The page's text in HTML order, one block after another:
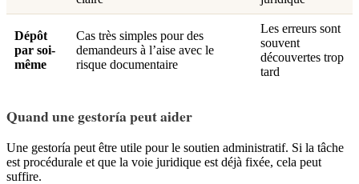
Dépôt
par soi-
même
Cas très simples pour des
demandeurs à l’aise avec le
risque documentaire
Les erreurs sont
souvent
découvertes trop
tard
Quand une gestoría peut aider
Une gestoría peut être utile pour le soutien administratif. Si la tâche
est procédurale et que la voie juridique est déjà fixée, cela peut
suffire.